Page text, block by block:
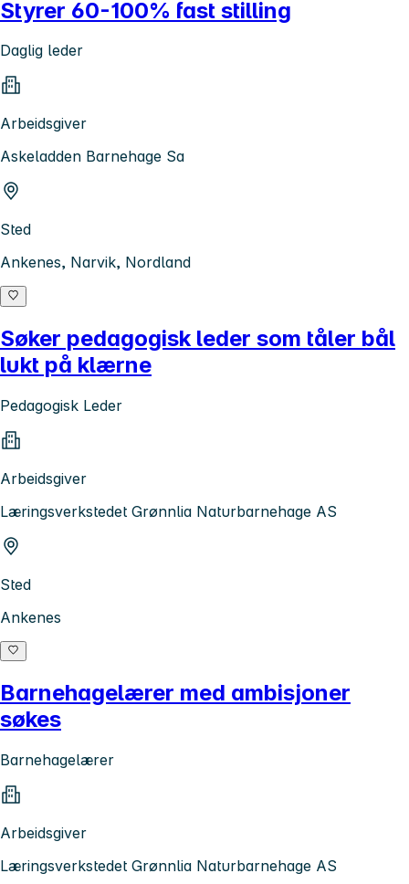
Styrer 60-100% fast stilling
Daglig leder
Arbeidsgiver
Askeladden Barnehage Sa
Sted
Ankenes, Narvik, Nordland
Søker pedagogisk leder som tåler bål
lukt på klærne
Pedagogisk Leder
Arbeidsgiver
Læringsverkstedet Grønnlia Naturbarnehage AS
Sted
Ankenes
Barnehagelærer med ambisjoner
søkes
Barnehagelærer
Arbeidsgiver
Læringsverkstedet Grønnlia Naturbarnehage AS